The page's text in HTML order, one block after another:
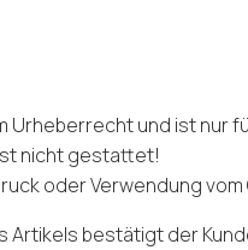
Urheberrecht und ist nur
nicht gestattet!
oder Verwendung vom
Artikels bestätigt der